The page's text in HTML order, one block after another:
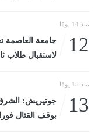
منذ 14 يومًا
12
جامعة العاصمة
لاستقبال طلاب
منذ 15 يومًا
13
جوتيريش:
بوقف القتال فورا